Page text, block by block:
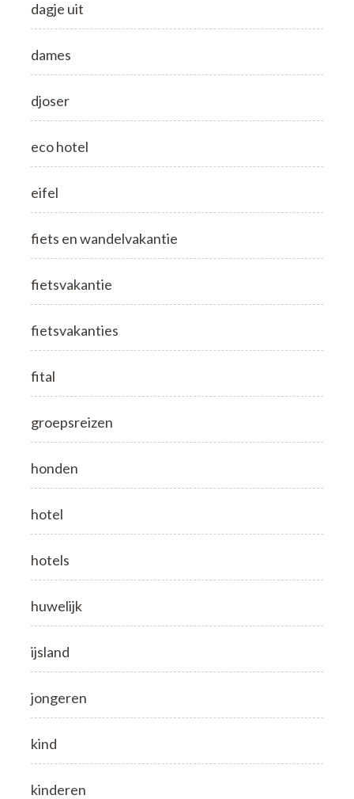
dagje uit
dames
djoser
eco hotel
eifel
fiets en wandelvakantie
fietsvakantie
fietsvakanties
fital
groepsreizen
honden
hotel
hotels
huwelijk
ijsland
jongeren
kind
kinderen